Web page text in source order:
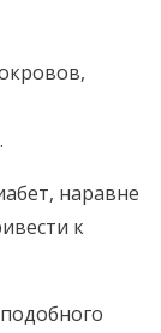
наравне
к